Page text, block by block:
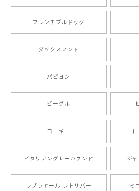
ったです。 ご連絡が取りづらい点だ
ましたが、商品の素敵さでチャラで
い。ありがとうございます。
2024/10/28
注文受領連絡が無かったのでハラハ
愛い商品が届きました！大満足です
フレンチブルドッグ
ダックスフンド
パピヨン
ビーグル
コーギー ゴ
イタリアングレーハウンド ジ
ラブラドール レトリバー ミ